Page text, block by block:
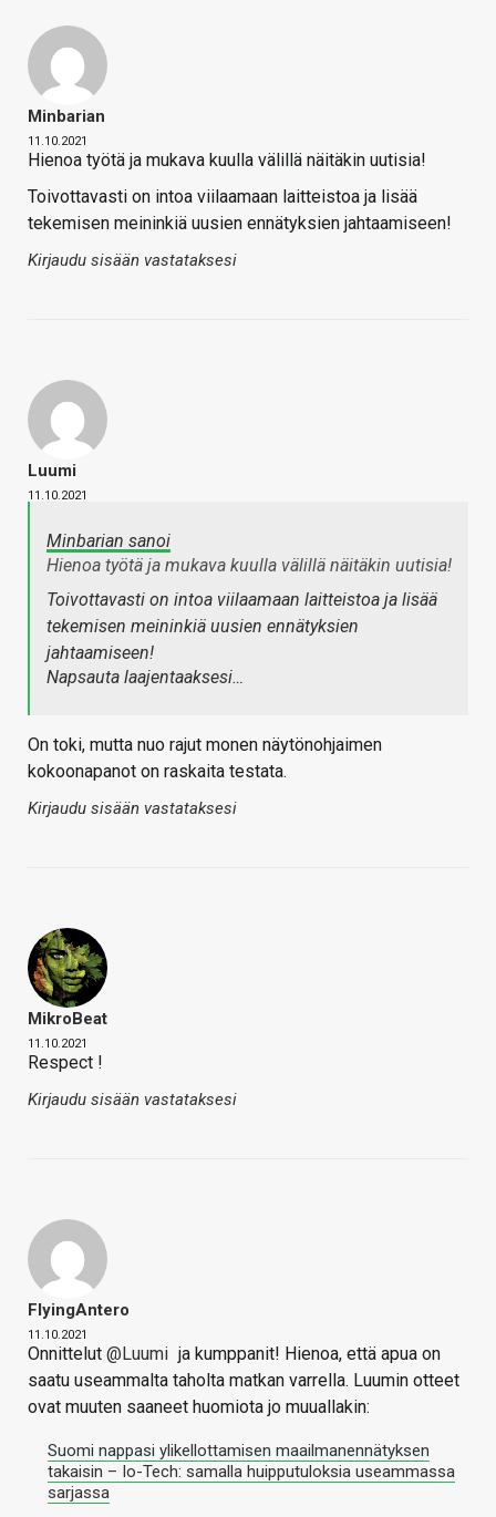
Minbarian
11.10.2021
Hienoa työtä ja mukava kuulla välillä näitäkin uutisia!
Toivottavasti on intoa viilaamaan laitteistoa ja lisää
tekemisen meininkiä uusien ennätyksien jahtaamiseen!
Kirjaudu sisään vastataksesi
Luumi
11.10.2021
Minbarian sanoi
Hienoa työtä ja mukava kuulla välillä näitäkin uutisia!
Toivottavasti on intoa viilaamaan laitteistoa ja lisää
tekemisen meininkiä uusien ennätyksien
jahtaamiseen!
Napsauta laajentaaksesi…
On toki, mutta nuo rajut monen näytönohjaimen
kokoonapanot on raskaita testata.
Kirjaudu sisään vastataksesi
MikroBeat
11.10.2021
Respect !
Kirjaudu sisään vastataksesi
FlyingAntero
11.10.2021
Onnittelut @Luumi ja kumppanit! Hienoa, että apua on
saatu useammalta taholta matkan varrella. Luumin otteet
ovat muuten saaneet huomiota jo muuallakin:
Suomi nappasi ylikellottamisen maailmanennätyksen
takaisin – Io-Tech: samalla huipputuloksia useammassa
sarjassa